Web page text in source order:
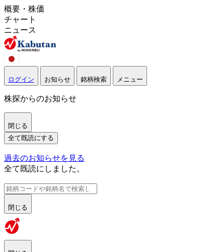
概要・株価
チャート
ニュース
ログイン お知らせ 銘柄検索 メニュー
株探からのお知らせ
閉じる
全て既読にする
過去のお知らせを見る
全て既読にしました。
閉じる